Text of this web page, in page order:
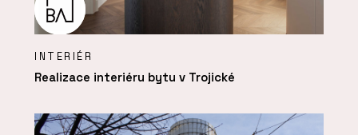
INTERIÉR
Realizace interiéru bytu v Trojické